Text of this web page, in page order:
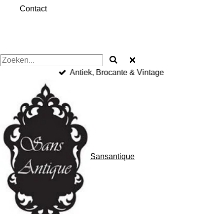
Contact
Antiek, Brocante & Vintage
Sansantique